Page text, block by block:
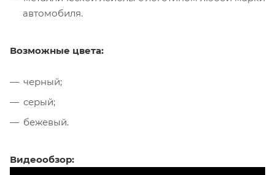
автомобиля.
Возможные цвета:
черный;
серый;
бежевый.
Видеообзор: